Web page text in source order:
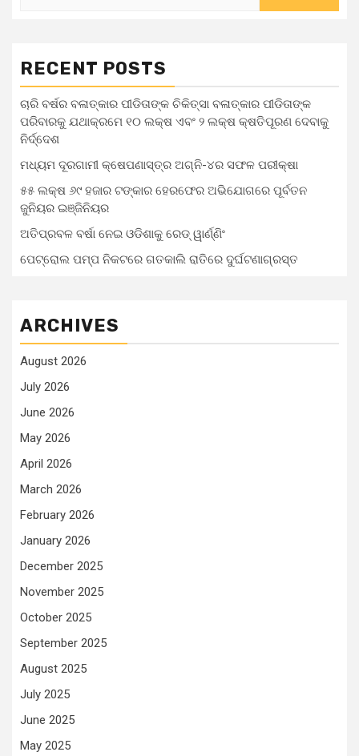
RECENT POSTS
ଚାରି ବର୍ଷର ବଳାତ୍କାର ପୀଡିତାଙ୍କ ଚିକିତ୍ସା ବଳାତ୍କାର ପୀଡିତାଙ୍କ
ପରିବାରକୁ ଯଥାକ୍ରମେ ୧୦ ଲକ୍ଷ ଏବଂ ୨ ଲକ୍ଷ କ୍ଷତିପୂରଣ ଦେବାକୁ
ନିର୍ଦ୍ଦେଶ
ମଧ୍ୟମ ଦୂରଗାମୀ କ୍ଷେପଣାସ୍ତ୍ର ଅଗ୍ନି-୪ର ସଫଳ ପରୀକ୍ଷା
୫୫ ଲକ୍ଷ ୬୯ ହଜାର ଟଙ୍କାର ହେରଫେର ଅଭିଯୋଗରେ ପୂର୍ବତନ
ଜୁନିୟର ଇଞ୍ଜିନିୟର
ଅତିପ୍ରବଳ ବର୍ଷା ନେଇ ଓଡିଶାକୁ ରେଡ୍ ୱାର୍ଣ୍ଣିଂ
ପେଟ୍ରୋଲ ପମ୍ପ ନିକଟରେ ଗତକାଲି ରାତିରେ ଦୁର୍ଘଟଣାଗ୍ରସ୍ତ
ARCHIVES
August 2026
July 2026
June 2026
May 2026
April 2026
March 2026
February 2026
January 2026
December 2025
November 2025
October 2025
September 2025
August 2025
July 2025
June 2025
May 2025